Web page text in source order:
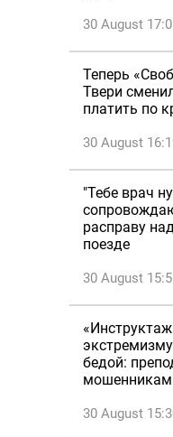
30 August
Теперь
Твери
платить по
30 August
"Тебе врач
расправу
поезде
30 August
бедой:
мошенникам
30 August